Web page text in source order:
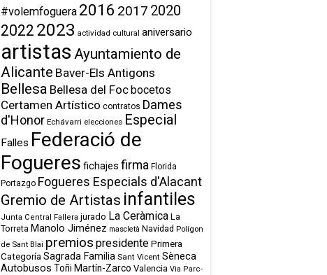
#volemfoguera 2016 2017 2020
2022 2023 actividad cultural aniversario
artistas Ayuntamiento de
Alicante Baver-Els Antigons
Bellesa Bellesa del Focbocetos
Certamen Artístico contratos Dames
d'Honor Echávarri elecciones Especial
Falles Federació de
Fogueres fichajes firma Florida
Portazgo Fogueres Especials d'Alacant
Gremio de Artistas infantiles
Junta Central Fallera jurado La Ceràmica La
Torreta Manolo Jiménez mascletà Navidad Polígon
de Sant Blai premios presidentePrimera
Categoría Sagrada Familia Sant Vicent Sèneca
Autobusos Toñi Martín-Zarco Valencia Via Parc-